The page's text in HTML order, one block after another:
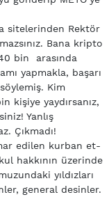
sitelerinden Rektör
Bana kripto
bin arasında
yapmakla, başarı
söylemiş. Kim
kişiye yaydırsanız,
Yanlış
Çıkmadı!
edilen kurban et-
hakkının üzerinde
yıldızları
general desinler.